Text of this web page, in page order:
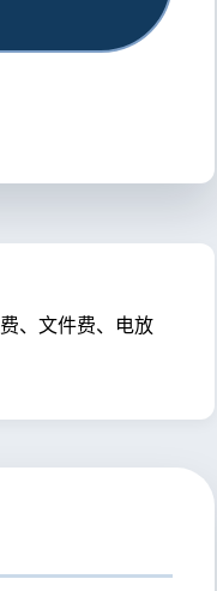
、文件费、电放